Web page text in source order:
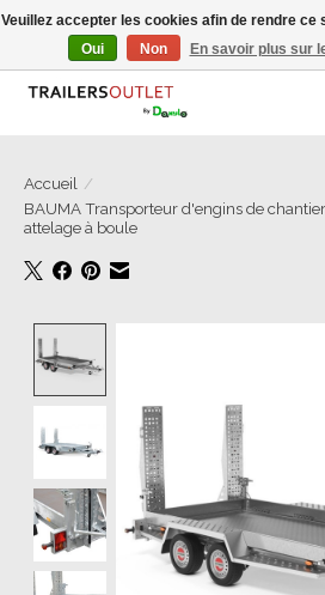
Grosse Auswahl an Anhänger direkt vom
Accueil /
BAUMA Transporteur d'engins de
attelage à boule
Veuillez accepter les cookies afin de rendre
Oui
Non En savoir plus sur